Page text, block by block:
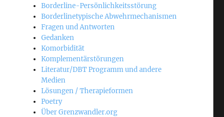
Borderline-Persönlichkeitsstörung
Borderlinetypische Abwehrmechanismen
Fragen und Antworten
Gedanken
Komorbidität
Komplementärstörungen
Literatur/DBT Programm und andere
Medien
Lösungen / Therapieformen
Poetry
Über Grenzwandler.org